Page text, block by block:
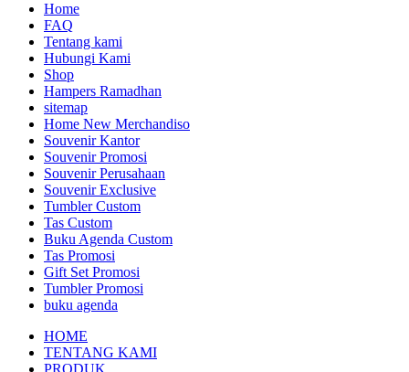
Home
FAQ
Tentang kami
Hubungi Kami
Shop
Hampers Ramadhan
sitemap
Home New Merchandiso
Souvenir Kantor
Souvenir Promosi
Souvenir Perusahaan
Souvenir Exclusive
Tumbler Custom
Tas Custom
Buku Agenda Custom
Tas Promosi
Gift Set Promosi
Tumbler Promosi
buku agenda
HOME
TENTANG KAMI